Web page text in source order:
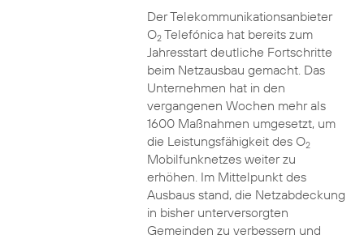
Der Telekommunikationsanbieter
O2Telefónica hat bereits zum
Jahresstart deutliche Fortschritte
beim Netzausbau gemacht. Das
Unternehmen hat in den
vergangenen Wochen mehr als
1600 Maßnahmen umgesetzt, um
die Leistungsfähigkeit des O2
Mobilfunknetzes weiter zu
erhöhen. Im Mittelpunkt des
Ausbaus stand, die Netzabdeckung
in bisher unterversorgten
Gemeinden zu verbessern und